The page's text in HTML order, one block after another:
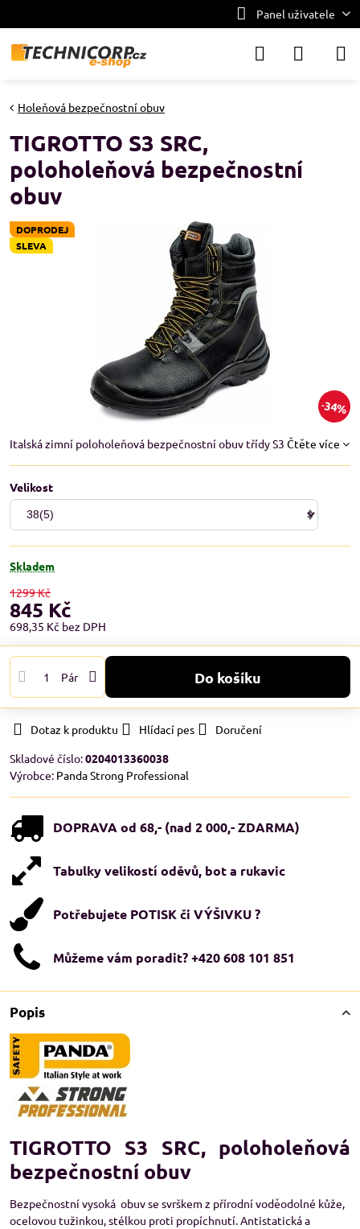
Panel uživatele
DOPRODEJ
SLEVA
34%
Holeňová bezpečnostní obuv
TIGROTTO S3 SRC,
poloholeňová bezpečnostní
obuv
Italská zimní poloholeňová bezpečnostní obuv třídy S3 Čtěte více
Velikost
Skladem
1299 Kč
845 Kč
698,35 Kč bez DPH
Pár Do košíku
Dotaz k produktu Hlídací pes
Doručení
Skladové číslo:0204013360038
Výrobce: Panda Strong Professional
DOPRAVA od 68,- (nad 2 000,- ZDARMA)
Tabulky velikostí oděvů, bot a rukavic
Potřebujete POTISK či VÝŠIVKU ?
Můžeme vám poradit? +420 608 101 851
Popis
TIGROTTO S3 SRC, poloholeňová
bezpečnostní obuv
Bezpečnostní vysoká obuv se svrškem z přírodní voděodolné kůže,
ocelovou tužinkou, stélkou proti propíchnutí. Antistatická a